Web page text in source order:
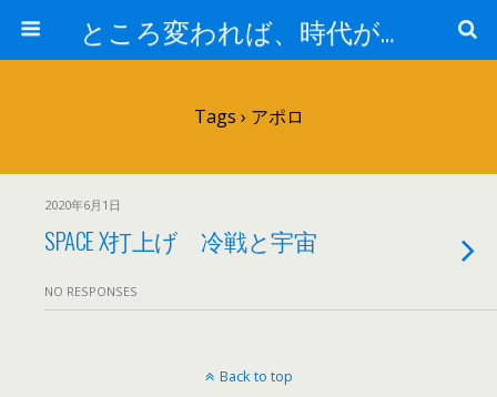
ところ変われば、時代が違えば
Tags › アポロ
2020年6月1日
SPACE X打上げ 冷戦と宇宙
NO RESPONSES
Back to top